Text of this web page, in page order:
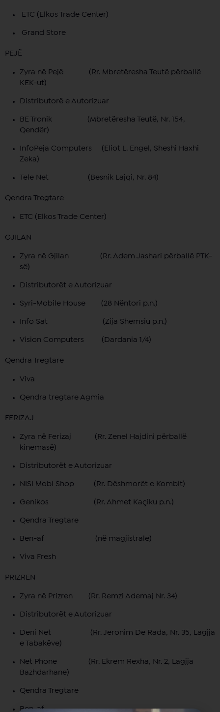
ETC (Elkos Trade Center)
Grand Store
PEJË
Zyra në Pejë (Rr. Mbretëresha Teutë përballë
KEK-ut)
Distributorë e Autorizuar
BE Tronik (Mbretëresha Teutë, Nr. 154,
Qendër)
InfoPeja Computers (Eliot L. Engel, Sheshi Haxhi
Zeka)
Tele Net (Besnik Lajqi, Nr. 84)
Qendra Tregtare
ETC (Elkos Trade Center)
GJILAN
Zyra në Gjilan (Rr. Adem Jashari përballë PTK-
së)
Distributorët e Autorizuar
Syri-Mobile House (28 Nëntori p.n.)
Info Sat (Zija Shemsiu p.n.)
Vision Computers (Dardania 1/4)
Qendra Tregtare
Viva
Qendra tregtare Agmia
FERIZAJ
Zyra në Ferizaj (Rr. Zenel Hajdini përballë
kinemasë)
Distributorët e Autorizuar
NISI Mobi Shop (Rr. Dëshmorët e Kombit)
Genikos (Rr. Ahmet Kaçiku p.n.)
Qendra Tregtare
Ben-af (në magjistrale)
Viva Fresh
PRIZREN
Zyra në Prizren (Rr. Remzi Ademaj Nr. 34)
Distributorët e Autorizuar
Deni Net (Rr. Jeronim De Rada, Nr. 35, Lagjja
e Tabakëve)
Net Phone (Rr. Ekrem Rexha, Nr. 2, Lagjja
Bazhdarhane)
Qendra Tregtare
Ben-af,